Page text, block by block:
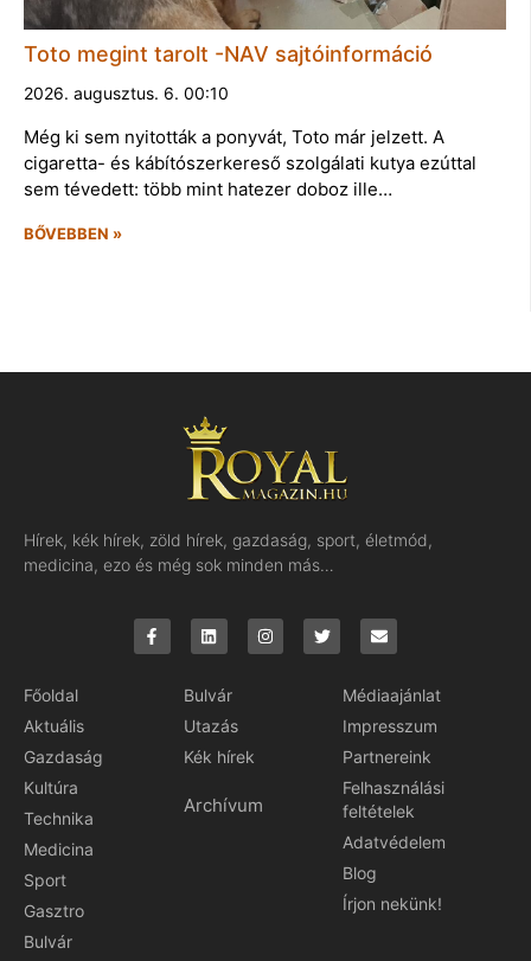
Toto megint tarolt -NAV sajtóinformáció
2026. augusztus. 6. 00:10
Még ki sem nyitották a ponyvát, Toto már jelzett. A
cigaretta- és kábítószerkereső szolgálati kutya ezúttal
sem tévedett: több mint hatezer doboz ille…
BŐVEBBEN »
Hírek, kék hírek, zöld hírek, gazdaság, sport, életmód,
medicina, ezo és még sok minden más…
Főoldal
Aktuális
Gazdaság
Kultúra
Technika
Medicina
Sport
Gasztro
Bulvár
Bulvár
Utazás
Kék hírek
Archívum
Médiaajánlat
Impresszum
Partnereink
Felhasználási
feltételek
Adatvédelem
Blog
Írjon nekünk!